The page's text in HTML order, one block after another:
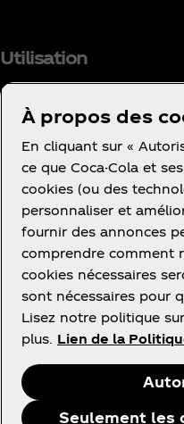
Utilisation
Facebook
Instagram
Youtube
Ce site vous propose
promotions à propos
des activités des
France.
À propos des
En cliquant sur «
ce que Coca-Cola et
cookies (ou des
personnaliser et
fournir des annonces
comprendre comment
cookies nécessaires
sont nécessaires pour
Lisez notre politique
plus. Lien de la
Seulement les